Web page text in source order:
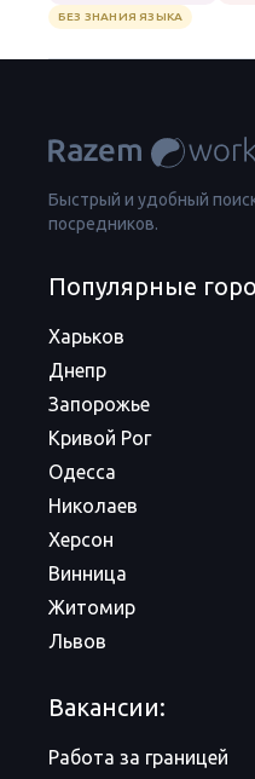
БЕЗ ЗНАНИЯ ЯЗЫКА
Быстрый и удобный
посредников.
Популярные
Харьков
Днепр
Запорожье
Кривой Рог
Одесса
Николаев
Херсон
Винница
Житомир
Львов
Вакансии:
Работа за границей